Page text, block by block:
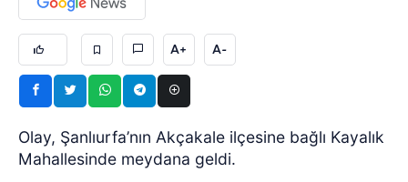
A+ A-
Olay, Şanlıurfa’nın Akçakale ilçesine bağlı Kayalık
Mahallesinde meydana geldi.